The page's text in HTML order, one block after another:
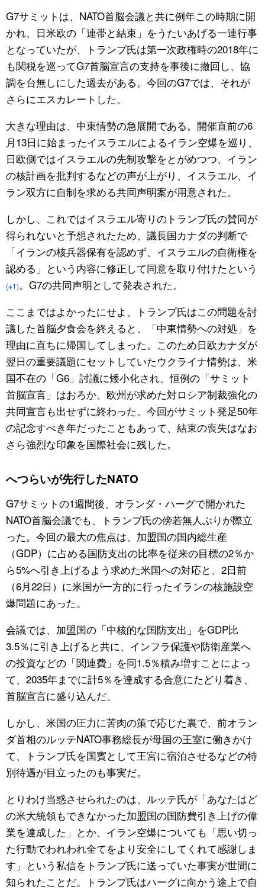
G7サミットは、NATO首脳会議と共に例年この時期に開
かれ、日米欧の「連帯と結束」をうたいあげる一連行事
となっていたが、トランプ氏は第一次政権時の2018年に
も関税を巡ってG7首脳宣言の支持を事後に撤回し、協
調を台無しにした過去がある。今回のG7では、それが
さらにエスカレートした。
大きな理由は、中東情勢の急展開である。開催直前の6
月13日に始まったイスラエルによるイラン空爆を巡り、
日欧側ではイスラエルの先制攻撃をとがめつつ、イラン
の核計画を批判するなどの声が上がり、イスラエル、イ
ラン双方に自制を求める共同声明案が用意された。
しかし、これではイスラエル寄りのトランプ氏の賛同が
得られないと予想されたため、議長国カナダの判断で
「イランの核兵器保有を認めず、イスラエルの自衛権を
認める」という内容に修正して同意を取り付けたという
(※1)。G7の共同声明として発表された。
ここまではよかったにせよ、トランプ氏はこの問題を討
議した首脳夕食会を終えると、「中東情勢への対処」を
理由に直ちに帰国してしまった。このため日欧カナダが
翌日の重要議題にセットしていたウクライナ情勢は、米
国不在の「G6」討議に矮小化され、恒例の「サミット
首脳宣言」はおろか、欧州が求めた対ロシア制裁強化の
共同宣言も出せずに終わった。今回がサミット発足50年
の記念すべき年だったこともあって、結束の喪失はなお
さら強烈な印象を国際社会に残した。
へつらいが先行したNATO
G7サミットの1週間後、オランダ・ハーグで開かれた
NATO首脳会議でも、トランプ氏の傍若無人ぶりが際立
った。今回の最大の焦点は、加盟国の国内総生産
（GDP）に占める国防支出の比率を従来の目標の2％か
ら5%へ引き上げるよう求めた米国への対応と、2日前
（6月22日）に米国が一方的に行ったイランの核施設空
爆問題にあった。
会議では、加盟国の「中核的な国防支出」をGDP比
3.5％に引き上げると共に、インフラ保護や防衛産業へ
の投資などの「関連費」を同1.5％積み増すことによっ
て、2035年までに計5％を達成する合意にたどり着き、
首脳宣言に盛り込んだ。
しかし、米国の圧力に苦肉の策で応じた裏で、前オラン
ダ首相のルッテNATO事務総長が母国の王室に働きかけ
て、トランプ氏を国賓として王宮に宿泊させるなどの特
別待遇が目立ったのも事実だ。
とりわけ当惑させられたのは、ルッテ氏が「あなたはど
の米大統領もできなかった加盟国の国防費引き上げの偉
業を達成した」とか、イラン空爆についても「思い切っ
た行動でわれわれ全てをより安全にしてくれて感謝しま
す」という私信をトランプ氏に送っていた事実が世間に
知られたことだ。トランプ氏はハーグに向かう途上で自